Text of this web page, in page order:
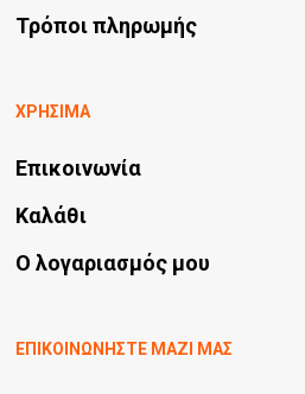
Τρόποι πληρωμής
ΧΡΗΣΙΜΑ
Επικοινωνία
Καλάθι
Ο λογαριασμός μου
ΕΠΙΚΟΙΝΩΝΗΣΤΕ ΜΑΖΙ ΜΑΣ